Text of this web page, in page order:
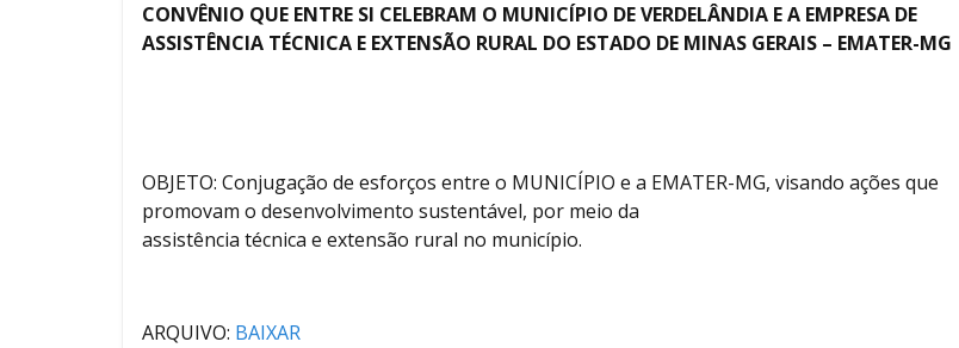
CONVÊNIO QUE ENTRE SI CELEBRAM O MUNICÍPIO DE VERDELÂNDIA E A EMPRESA DE
ASSISTÊNCIA TÉCNICA E EXTENSÃO RURAL DO ESTADO DE MINAS GERAIS – EMATER-MG
OBJETO: Conjugação de esforços entre o MUNICÍPIO e a EMATER-MG, visando ações que
promovam o desenvolvimento sustentável, por meio da
assistência técnica e extensão rural no município.
ARQUIVO: BAIXAR